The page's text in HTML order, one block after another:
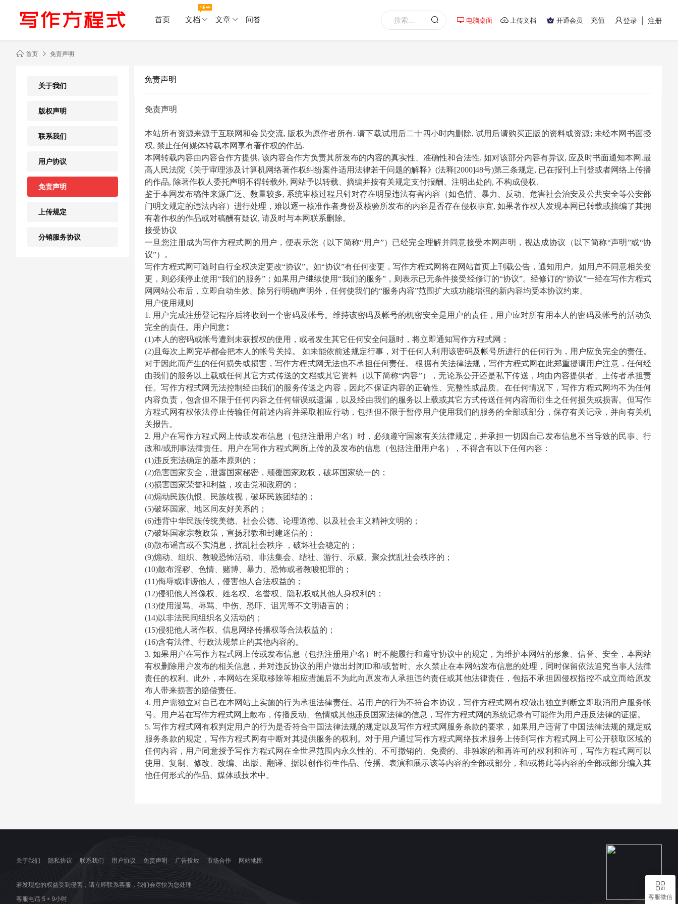
首页 文档 文章 问答 电脑桌面 上传文档 开通会员 充值 登录 | 注册
首页 免责声明
关于我们
版权声明
联系我们
用户协议
免责声明
上传规定
分销服务协议
免责声明
免责声明
本站所有资源来源于互联网和会员交流, 版权为原作者所有. 请下载试用后二十四小时内删除, 试用后请购买正版的资料或资源; 未经本网书面授
权, 禁止任何媒体转载本网享有著作权的作品.
本网转载内容由内容合作方提供, 该内容合作方负责其所发布的内容的真实性、准确性和合法性. 如对该部分内容有异议, 应及时书面通知本网.最
高人民法院《关于审理涉及计算机网络著作权纠纷案件适用法律若干问题的解释》(法释[2000]48号)第三条规定, 已在报刊上刊登或者网络上传播
的作品, 除著作权人委托声明不得转载外, 网站予以转载、摘编并按有关规定支付报酬、注明出处的, 不构成侵权.
鉴于本网发布稿件来源广泛、数量较多, 系统审核过程只针对存在明显违法有害内容（如色情、暴力、反动、危害社会治安及公共安全等公安部
门明文规定的违法内容）进行处理，难以逐一核准作者身份及核验所发布的内容是否存在侵权事宜, 如果著作权人发现本网已转载或摘编了其拥
有著作权的作品或对稿酬有疑议, 请及时与本网联系删除。
接受协议
一旦您注册成为写作方程式网的用户，便表示您（以下简称“用户”）已经完全理解并同意接受本网声明，视达成协议（以下简称“声明”或“协
议”）。
写作方程式网可随时自行全权决定更改“协议”。如“协议”有任何变更， 写作方程式网将在网站首页上刊载公告，通知用户。如用户不同意相关变
更，则必须停止使用 “我们的服务”；如果用户继续使用“我们的服务”，则表示已无条件接受经修订的“协议”。经修订的“协议”一经在写作方程式
网网站公布后，立即自动生效。除另行明确声明外，任何使我们的“服务内容”范围扩大或功能增强的新内容均受本协议约束。
用户使用规则
1. 用户完成注册登记程序后将收到一个密码及帐号。维持该密码及帐号的机密安全是用户的责任，用户应对所有用本人的密码及帐号的活动负
完全的责任。用户同意∶
(1)本人的密码或帐号遭到未获授权的使用，或者发生其它任何安全问题时，将立即通知写作方程式网；
(2)且每次上网完毕都会把本人的帐号关掉。 如未能依前述规定行事，对于任何人利用该密码及帐号所进行的任何行为，用户应负完全的责任。
对于因此而产生的任何损失或损害，写作方程式网无法也不承担任何责任。 根据有关法律法规， 写作方程式网在此郑重提请用户注意，任何经
由我们的服务以上载或任何其它方式传送的文档或其它资料（以下简称“内容”），无论系公开还是私下传送，均由内容提供者、上传者承担责
任。写作方程式网无法控制经由我们的服务传送之内容，因此不保证内容的正确性、完整性或品质。在任何情况下，写作方程式网均不为任何
内容负责，包含但不限于任何内容之任何错误或遗漏，以及经由我们的服务以上载或其它方式传送任何内容而衍生之任何损失或损害。但写作
方程式网有权依法停止传输任何前述内容并采取相应行动，包括但不限于暂停用户使用我们的服务的全部或部分，保存有关记录，并向有关机
关报告。
2. 用户在写作方程式网上传或发布信息（包括注册用户名）时，必须遵守国家有关法律规定，并承担一切因自己发布信息不当导致的民事、行
政和/或刑事法律责任。用户在写作方程式网所上传的及发布的信息（包括注册用户名），不得含有以下任何内容：
(1)违反宪法确定的基本原则的；
(2)危害国家安全，泄露国家秘密，颠覆国家政权，破坏国家统一的；
(3)损害国家荣誉和利益，攻击党和政府的；
(4)煽动民族仇恨、民族歧视，破坏民族团结的；
(5)破坏国家、地区间友好关系的；
(6)违背中华民族传统美德、社会公德、论理道德、以及社会主义精神文明的；
(7)破坏国家宗教政策，宣扬邪教和封建迷信的；
(8)散布谣言或不实消息，扰乱社会秩序 ，破坏社会稳定的；
(9)煽动、组织、教唆恐怖活动、非法集会、结社、游行、示威、聚众扰乱社会秩序的；
(10)散布淫秽、色情、赌博、暴力、恐怖或者教唆犯罪的；
(11)侮辱或诽谤他人，侵害他人合法权益的；
(12)侵犯他人肖像权、姓名权、名誉权、隐私权或其他人身权利的；
(13)使用漫骂、辱骂、中伤、恐吓、诅咒等不文明语言的；
(14)以非法民间组织名义活动的；
(15)侵犯他人著作权、信息网络传播权等合法权益的；
(16)含有法律、行政法规禁止的其他内容的。
3. 如果用户在写作方程式网上传或发布信息（包括注册用户名）时不能履行和遵守协议中的规定，为维护本网站的形象、信誉、安全，本网站
有权删除用户发布的相关信息，并对违反协议的用户做出封闭ID和/或暂时、永久禁止在本网站发布信息的处理，同时保留依法追究当事人法律
责任的权利。此外，本网站在采取移除等相应措施后不为此向原发布人承担违约责任或其他法律责任，包括不承担因侵权指控不成立而给原发
布人带来损害的赔偿责任。
4. 用户需独立对自己在本网站上实施的行为承担法律责任。若用户的行为不符合本协议， 写作方程式网有权做出独立判断立即取消用户服务帐
号。用户若在写作方程式网上散布，传播反动、色情或其他违反国家法律的信息， 写作方程式网的系统记录有可能作为用户违反法律的证据。
5.写作方程式网有权判定用户的行为是否符合中国法律法规的规定以及写作方程式网服务条款的要求，如果用户违背了中国法律法规的规定或
服务条款的规定， 写作方程式网有中断对其提供服务的权利。对于用户通过写作方程式网络技术服务上传到写作方程式网上可公开获取区域的
任何内容，用户同意授予写作方程式网在全世界范围内永久性的、不可撤销的、免费的、非独家的和再许可的权利和许可， 写作方程式网可以
使用、复制、修改、改编、出版、翻译、据以创作衍生作品、传播、表演和展示该等内容的全部或部分，和/或将此等内容的全部或部分编入其
他任何形式的作品、媒体或技术中。
关于我们 隐私协议 联系我们 用户协议 免责声明 广告投放 市场合作 网站地图
若发现您的权益受到侵害，请立即联系客服，我们会尽快为您处理
客服电话 5 * 9小时
客服微信